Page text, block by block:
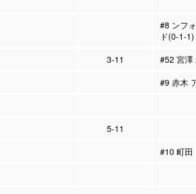
#8 ンフ
ド(0-1-1)
3-11
#52 宮澤
#9 赤木
5-11
#10 町田